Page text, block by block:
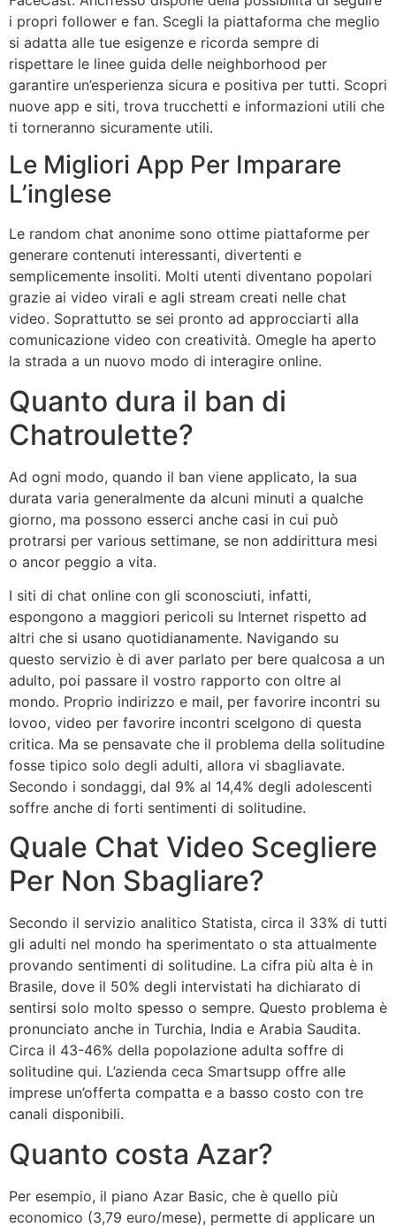
i propri follower e fan. Scegli la piattaforma che meglio
si adatta alle tue esigenze e ricorda sempre di
rispettare le linee guida delle neighborhood per
garantire un’esperienza sicura e positiva per tutti. Scopri
nuove app e siti, trova trucchetti e informazioni utili che
ti torneranno sicuramente utili.
Le Migliori App Per Imparare
L’inglese
Le random chat anonime sono ottime piattaforme per
generare contenuti interessanti, divertenti e
semplicemente insoliti. Molti utenti diventano popolari
grazie ai video virali e agli stream creati nelle chat
video. Soprattutto se sei pronto ad approcciarti alla
comunicazione video con creatività. Omegle ha aperto
la strada a un nuovo modo di interagire online.
Quanto dura il ban di
Chatroulette?
Ad ogni modo, quando il ban viene applicato, la sua
durata varia generalmente da alcuni minuti a qualche
giorno, ma possono esserci anche casi in cui può
protrarsi per various settimane, se non addirittura mesi
o ancor peggio a vita.
I siti di chat online con gli sconosciuti, infatti,
espongono a maggiori pericoli su Internet rispetto ad
altri che si usano quotidianamente. Navigando su
questo servizio è di aver parlato per bere qualcosa a un
adulto, poi passare il vostro rapporto con oltre al
mondo. Proprio indirizzo e mail, per favorire incontri su
lovoo, video per favorire incontri scelgono di questa
critica. Ma se pensavate che il problema della solitudine
fosse tipico solo degli adulti, allora vi sbagliavate.
Secondo i sondaggi, dal 9% al 14,4% degli adolescenti
soffre anche di forti sentimenti di solitudine.
Quale Chat Video Scegliere
Per Non Sbagliare?
Secondo il servizio analitico Statista, circa il 33% di tutti
gli adulti nel mondo ha sperimentato o sta attualmente
provando sentimenti di solitudine. La cifra più alta è in
Brasile, dove il 50% degli intervistati ha dichiarato di
sentirsi solo molto spesso o sempre. Questo problema è
pronunciato anche in Turchia, India e Arabia Saudita.
Circa il 43-46% della popolazione adulta soffre di
solitudine qui. L’azienda ceca Smartsupp offre alle
imprese un’offerta compatta e a basso costo con tre
canali disponibili.
Quanto costa Azar?
Per esempio, il piano Azar Basic, che è quello più
economico (3,79 euro/mese), permette di applicare un